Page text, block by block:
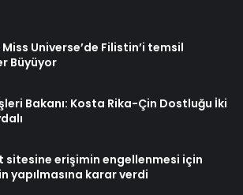
Miss Universe’de Filistin’i temsil
Büyüyor
Bakanı: Kosta Rika-Çin Dostluğu İki
sitesine erişimin engellenmesi için
yapılmasına karar verdi